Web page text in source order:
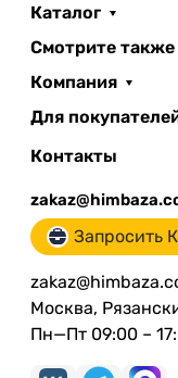
Каталог
Смотрите также
Компания
Для
Контакты
Запросить
Москва,
Пн—Пт 09:00 –